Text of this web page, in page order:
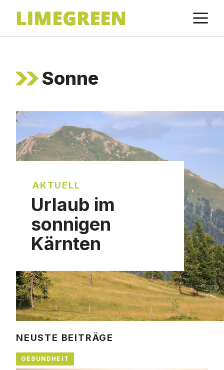
Inhalt
springen
Sonne
AKTUELL
Urlaub im
sonnigen
Kärnten
NEUSTE BEITRÄGE
GESUNDHEIT